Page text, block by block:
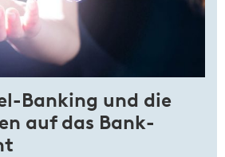
Banking und die
auf das Bank­